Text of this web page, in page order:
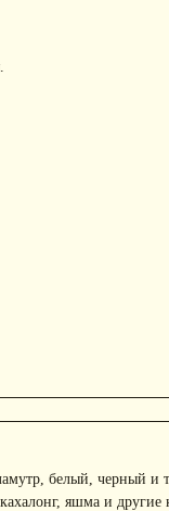
белый, черный и
яшма и другие